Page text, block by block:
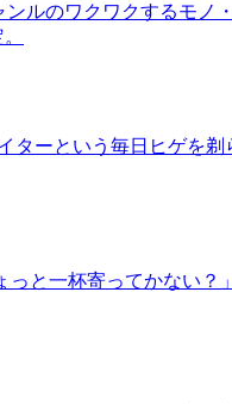
ルのワクワクするモノ
ターという毎日ヒゲを
と一杯寄ってかない？